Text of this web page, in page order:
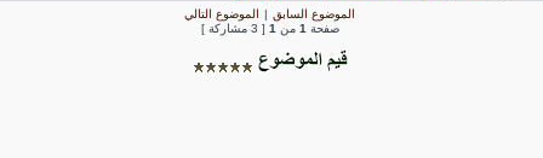
الموضوع السابق| الموضوع التالي
صفحة1 من [ 3 مشاركة ]